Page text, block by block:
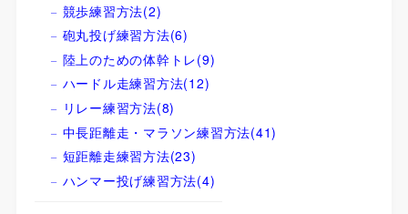
競歩練習方法(2)
砲丸投げ練習方法(6)
陸上のための体幹トレ(9)
ハードル走練習方法(12)
リレー練習方法(8)
中長距離走・マラソン練習方法(41)
短距離走練習方法(23)
ハンマー投げ練習方法(4)